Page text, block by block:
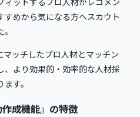
すめから気になる方へスカウト
ッチしたプロ人材とマッチン
、より効果的・効率的な人材採
す。
成機能』の特徴